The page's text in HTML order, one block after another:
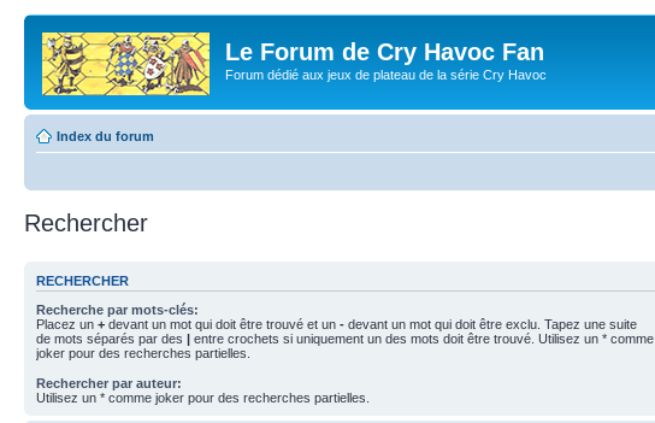
Le Forum de Cry Havoc Fan
Forum dédié aux jeux de plateau de la série Cry Havoc
Index du forum
Rechercher
RECHERCHER
Recherche par mots-clés:
Placez un + devant un mot qui doit être trouvé et un - devant un mot qui doit être exclu. Tapez une suite
de mots séparés par des | entre crochets si uniquement un des mots doit être trouvé. Utilisez un * comme
joker pour des recherches partielles.
Rechercher par auteur:
Utilisez un * comme joker pour des recherches partielles.